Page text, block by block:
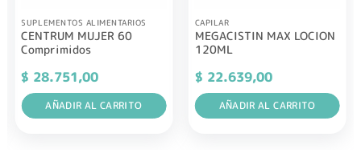
SUPLEMENTOS ALIMENTARIOS
CENTRUM MUJER 60
Comprimidos
$ 28.751,00
AÑADIR AL CARRITO
CAPILAR
MEGACISTIN MAX LOCION
120ML
$ 22.639,00
AÑADIR AL CARRITO